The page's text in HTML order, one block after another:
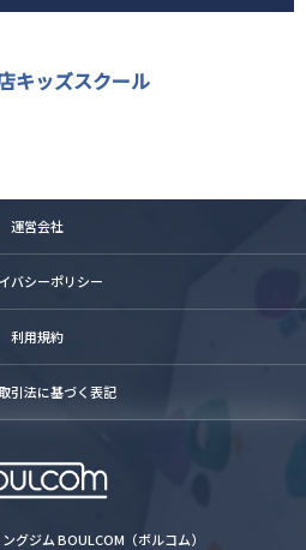
キッズスクール
運営会社
バシーポリシー
利用規約
引法に基づく表記
グジム BOULCOM（ボルコム）